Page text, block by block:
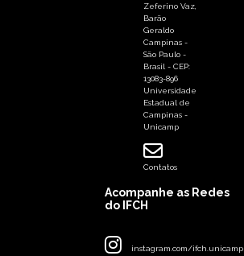
Zeferino Vaz,
Barão
Geraldo
Campinas -
São Paulo -
Brasil - CEP:
13083-896
Universidade
Estadual de
Campinas -
Unicamp
Contatos
Acompanhe as Redes
do IFCH
instagram.com/ifch.unicamp